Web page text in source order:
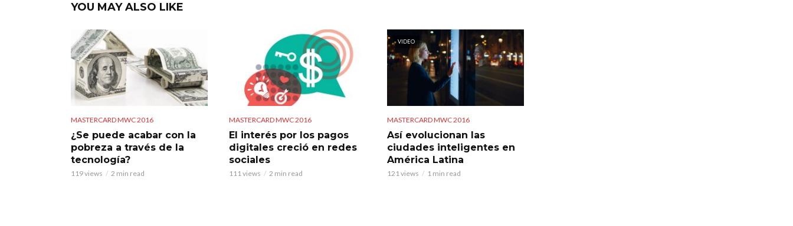
YOU MAY ALSO LIKE
MASTERCARD MWC 2016
¿Se puede acabar con la
pobreza a través de la
tecnología?
119 views 2 min read
MASTERCARD MWC 2016
El interés por los pagos
digitales creció en redes
sociales
111 views 2 min read
VIDEO
MASTERCARD MWC 2016
Así evolucionan las
ciudades inteligentes en
América Latina
121 views 1 min read